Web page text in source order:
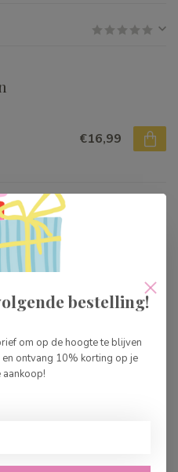
€16,99
Kwartet
€12,99
bestelling!
om op de hoogte te blijven
ontvang 10% korting op je